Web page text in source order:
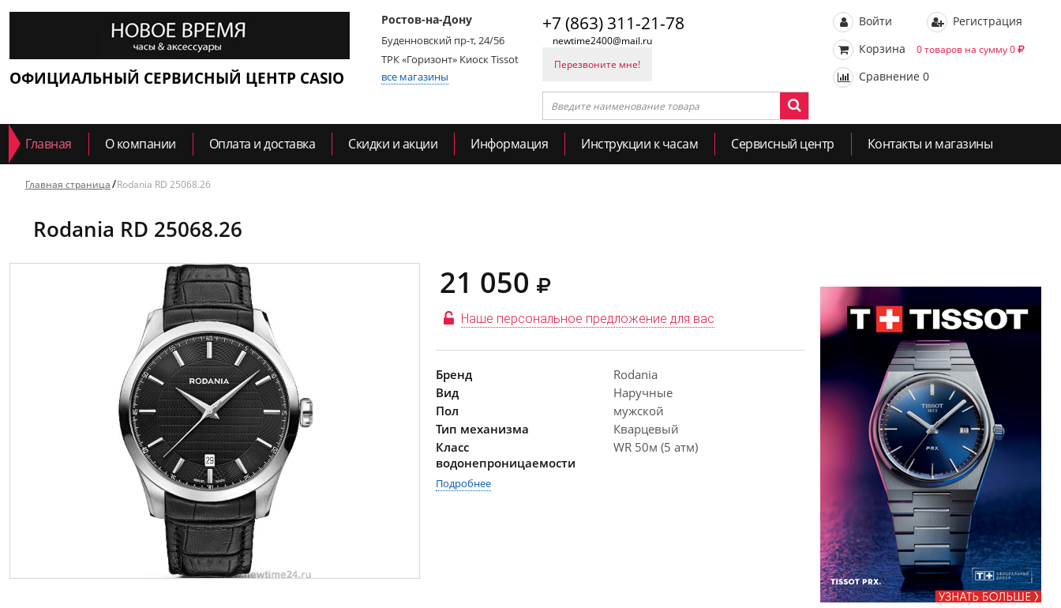
ОФИЦИАЛЬНЫЙ СЕРВИСНЫЙ ЦЕНТР CASIO
Ростов-на-Дону
Буденновский пр-т, 24/56
ТРК «Горизонт» Киоск Tissot
все магазины
+7 (863) 311-21-78
newtime2400@mail.ru
Перезвоните мне!
Войти
Регистрация
Корзина
0 товаров на сумму 0
Сравнение 0
Главная О компании Оплата и доставка Скидки и акции Информация Инструкции к часам Сервисный центр Контакты и магазины
Главная страница Rodania RD 25068.26
Rodania RD 25068.26
21 050
Наше персональное предложение для вас
Бренд
Rodania
Вид
Наручные
Пол
мужской
Тип механизма
Кварцевый
Класс
водонепроницаемости
WR 50м (5 атм)
Подробнее